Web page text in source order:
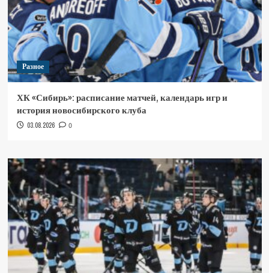
Разное
ХК «Сибирь»: расписание матчей, календарь игр и
история новосибирского клуба
03.08.2026 0